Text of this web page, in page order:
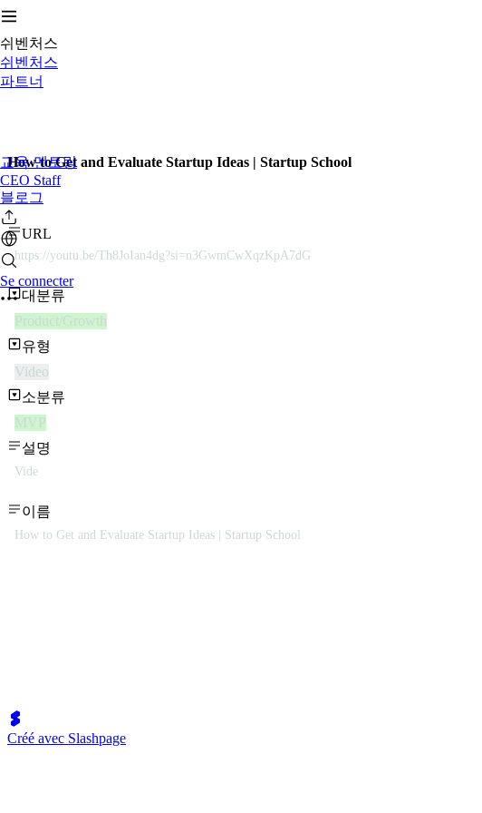
쉬벤처스
쉬벤처스
파트너
교육·멘토링
CEO Staff
블로그
Se connecter
How to Get and Evaluate Startup Ideas | Startup School
URL
https://youtu.be/Th8JoIan4dg?si=n3GwmCwXqzKpA7dG
대분류
Product/Growth
유형
Video
소분류
MVP
설명
Vide
이름
How to Get and Evaluate Startup Ideas | Startup School
Créé avec Slashpage